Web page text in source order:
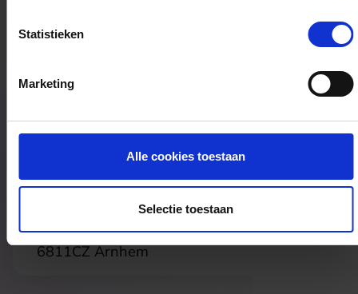
Statistieken
Marketing
Alle cookies toestaan
Selectie toestaan
7101EW
Markt 103
Nelson ARNHEM
Ketelstraat 48
6811CZ Arnhem